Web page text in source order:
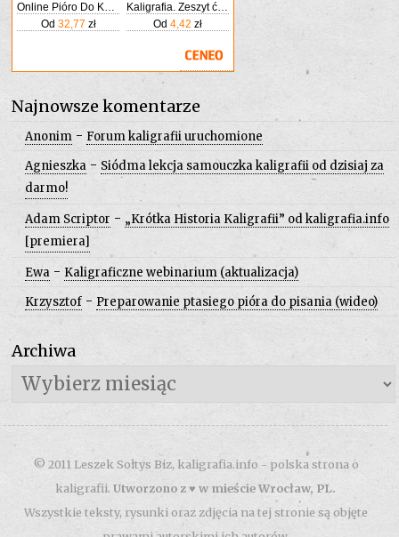
Online Pióro Do Kaligrafii Wieczne Air Czarne Szeroka Stalówka O Grubości Kreski 1 4mm Standardowych Wkładów Atramentowych
Od 32,77 zł
Kaligrafia. Zeszyt ćwiczeń. Litery klasa 1-3
Od4,42 zł
Najnowsze komentarze
Anonim - Forum kaligrafii uruchomione
Agnieszka - Siódma lekcja samouczka kaligrafii od dzisiaj za
darmo!
Adam Scriptor - „Krótka Historia Kaligrafii” od kaligrafia.info
[premiera]
Ewa - Kaligraficzne webinarium (aktualizacja)
Krzysztof - Preparowanie ptasiego pióra do pisania (wideo)
Archiwa
Archiwa
© 2011 Leszek Sołtys Biz, kaligrafia.info - polska strona o
kaligrafii.Utworzono z ♥ w mieście Wrocław, PL.
Wszystkie teksty, rysunki oraz zdjęcia na tej stronie są objęte